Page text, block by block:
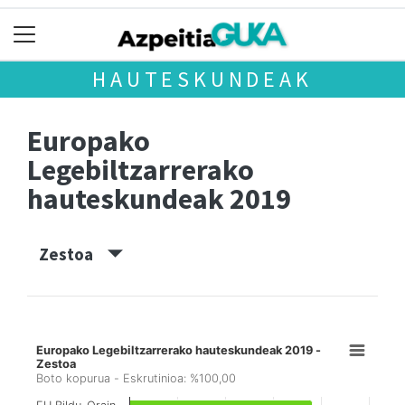
HAUTESKUNDEAK
Europako
Legebiltzarrerako
hauteskundeak 2019
Zestoa
Europako Legebiltzarrerako hauteskundeak 2019 -
Zestoa
Boto kopurua - Eskrutinioa: %100,00